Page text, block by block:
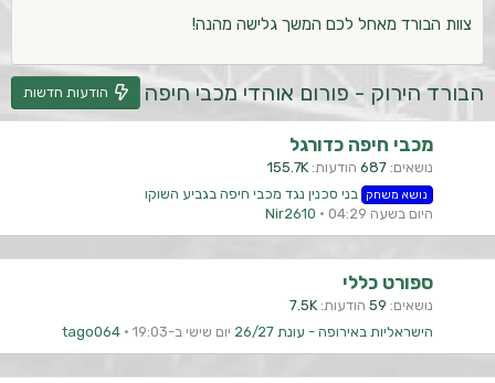
צוות הבורד מאחל לכם המשך גלישה מהנה!
הבורד הירוק - פורום אוהדי מכבי חיפה הודעות חדשות
מכבי חיפה כדורגל
נושאים 687 הודעות 155.7K
נושא משחק
בני סכנין נגד מכבי חיפה בגביע השוקו
היום בשעה 04:29
Nir2610
ספורט כללי
נושאים 59 הודעות 7.5K
הישראליות באירופה - עונת 26/27
יום שישי ב-19:03 tago064